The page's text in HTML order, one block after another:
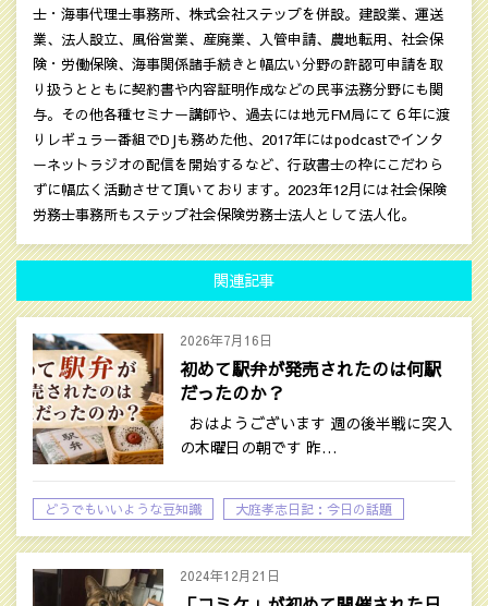
士・海事代理士事務所、株式会社ステップを併設。建設業、運送
業、法人設立、風俗営業、産廃業、入管申請、農地転用、社会保
険・労働保険、海事関係諸手続きと幅広い分野の許認可申請を取
り扱うとともに契約書や内容証明作成などの民亊法務分野にも関
与。その他各種セミナー講師や、過去には地元FM局にて６年に渡
りレギュラー番組でDJも務めた他、2017年にはpodcastでインタ
ーネットラジオの配信を開始するなど、行政書士の枠にこだわら
ずに幅広く活動させて頂いております。2023年12月には社会保険
労務士事務所もステップ社会保険労務士法人として法人化。
関連記事
2026年7月16日
初めて駅弁が発売されたのは何駅
だったのか？
おはようございます 週の後半戦に突入
の木曜日の朝です 昨…
どうでもいいような豆知識 大庭孝志日記：今日の話題
2024年12月21日